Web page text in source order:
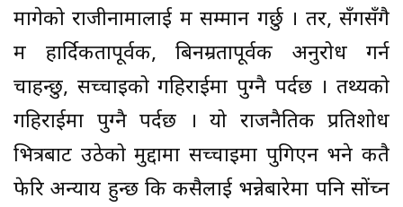
मागेको राजीनामालाई म सम्मान गर्छु । तर, सँगसँगै
म हार्दिकतापूर्वक, बिनम्रतापूर्वक अनुरोध गर्न
चाहन्छु, सच्चाइको गहिराईमा पुग्नै पर्दछ । तथ्यको
गहिराईमा पुग्नै पर्दछ । यो राजनैतिक प्रतिशोध
भित्रबाट उठेको मुद्दामा सच्चाइमा पुगिएन भने कतै
फेरि अन्याय हुन्छ कि कसैलाई भन्नेबारेमा पनि सोंच्न